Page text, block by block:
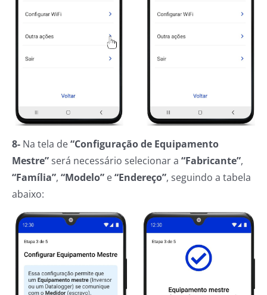
8- Na tela de“Configuração de Equipamento
Mestre”será necessário selecionar a “Fabricante”,
“Família”, “Modelo” e“Endereço”, seguindo a tabela
abaixo: